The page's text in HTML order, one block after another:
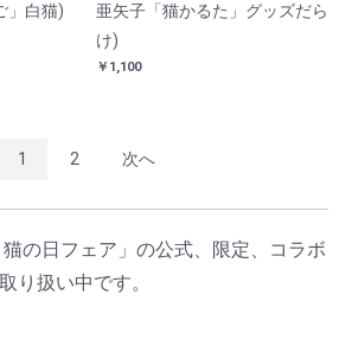
」白猫)
亜矢子「猫かるた」グッズだら
け)
￥1,100
1 2 次へ
猫の日フェア」の公式、限定、コラボ
り扱い中です。